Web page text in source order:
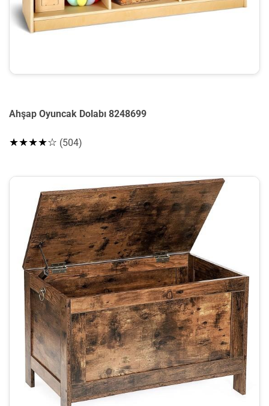
Ahşap Oyuncak Dolabı 8248699
★★★★☆ (504)